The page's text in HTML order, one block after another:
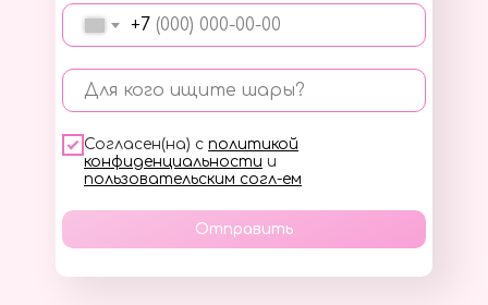
+7
Для кого ищите шары?
Согласен(на) с политикой
конфиденциальности и
пользовательским согл-ем
Отправить